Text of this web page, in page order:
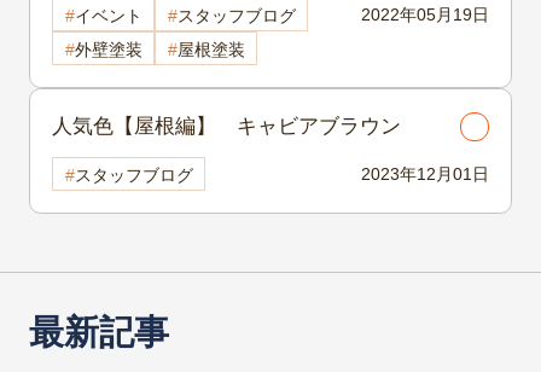
最新記事
2022年05月19日
イベント
スタッフブログ
外壁塗装
屋根塗装
2023年12月01日
人気色【屋根編】 キャビアブラウン
スタッフブログ